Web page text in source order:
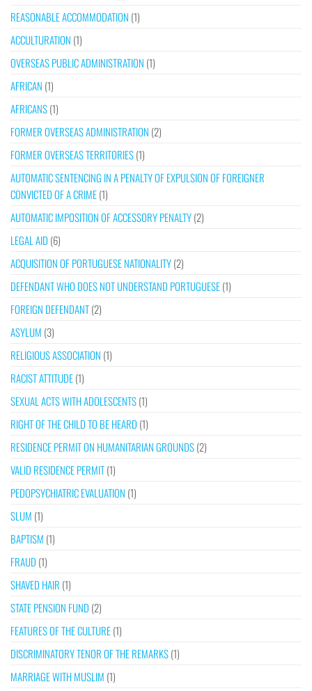
REASONABLE ACCOMMODATION (1)
ACCULTURATION (1)
OVERSEAS PUBLIC ADMINISTRATION (1)
AFRICAN (1)
AFRICANS(1)
FORMER OVERSEAS ADMINISTRATION (2)
FORMER OVERSEAS TERRITORIES(1)
AUTOMATIC SENTENCING IN A PENALTY OF EXPULSION OF FOREIGNER
CONVICTED OF A CRIME(1)
AUTOMATIC IMPOSITION OF ACCESSORY PENALTY(2)
LEGAL AID (6)
ACQUISITION OF PORTUGUESE NATIONALITY(2)
DEFENDANT WHO DOES NOT UNDERSTAND PORTUGUESE(1)
FOREIGN DEFENDANT(2)
ASYLUM (3)
RELIGIOUS ASSOCIATION (1)
RACIST ATTITUDE(1)
SEXUAL ACTS WITH ADOLESCENTS(1)
RIGHT OF THE CHILD TO BE HEARD (1)
RESIDENCE PERMIT ON HUMANITARIAN GROUNDS(2)
VALID RESIDENCE PERMIT(1)
PEDOPSYCHIATRIC EVALUATION (1)
SLUM (1)
BAPTISM (1)
FRAUD (1)
SHAVED HAIR (1)
STATE PENSION FUND (2)
FEATURES OF THE CULTURE(1)
DISCRIMINATORY TENOR OF THE REMARKS(1)
MARRIAGE WITH MUSLIM (1)